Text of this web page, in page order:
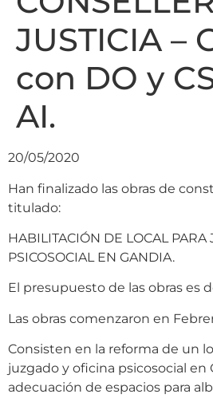
JUSTICIA –
con DO y
AI.
20/05/2020
Han finalizado las obras de
titulado:
HABILITACIÓN DE LOCAL PARA
PSICOSOCIAL EN GANDIA.
El presupuesto de las obras es
Las obras comenzaron en
Consisten en la reforma de un
juzgado y oficina psicosocial en
adecuación de espacios para